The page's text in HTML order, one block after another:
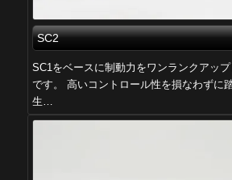
SC2
SC1をベースに制動力をワンランクアッ
です。 高いコントロール性を損なわずに
生…